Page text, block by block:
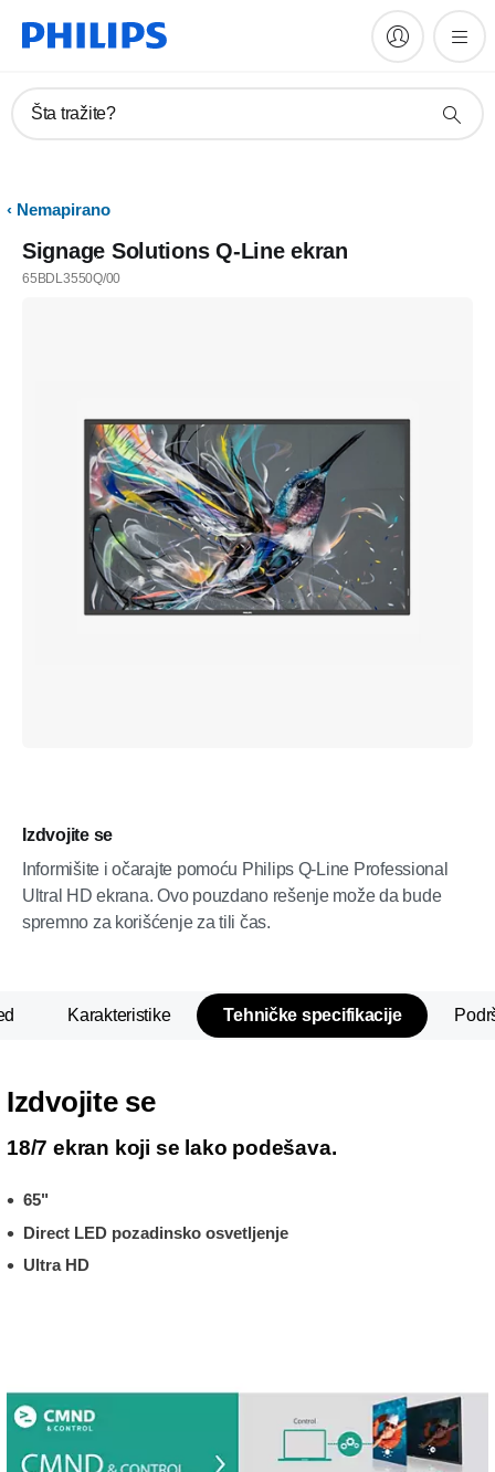
Šta tražite?
Nemapirano
Signage Solutions Q-Line ekran
65BDL3550Q/00
Izdvojite se
Informišite i očarajte pomoću Philips Q-Line Professional
Ultral HD ekrana. Ovo pouzdano rešenje može da bude
spremno za korišćenje za tili čas.
Karakteristike Tehničke specifikacije
Izdvojite se
18/7 ekran koji se lako podešava.
65"
Direct LED pozadinsko osvetljenje
Ultra HD